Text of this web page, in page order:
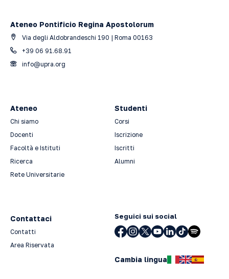
Ateneo Pontificio Regina Apostolorum
Via degli Aldobrandeschi 190 | Roma 00163
+39 06 91.68.91
info@upra.org
Ateneo
Chi siamo
Docenti
Facoltà e Istituti
Ricerca
Rete Universitarie
Studenti
Corsi
Iscrizione
Iscritti
Alumni
Contattaci
Contatti
Area Riservata
Seguici sui social
Cambia lingua